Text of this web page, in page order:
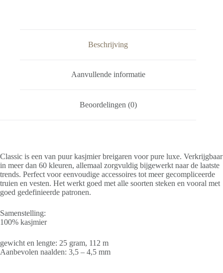
Beschrijving
Aanvullende informatie
Beoordelingen (0)
Classic is een van puur kasjmier breigaren voor pure luxe. Verkrijgbaar
in meer dan 60 kleuren, allemaal zorgvuldig bijgewerkt naar de laatste
trends. Perfect voor eenvoudige accessoires tot meer gecompliceerde
truien en vesten. Het werkt goed met alle soorten steken en vooral met
goed gedefinieerde patronen.
Samenstelling:
100% kasjmier
gewicht en lengte: 25 gram, 112 m
Aanbevolen naalden: 3,5 – 4,5 mm